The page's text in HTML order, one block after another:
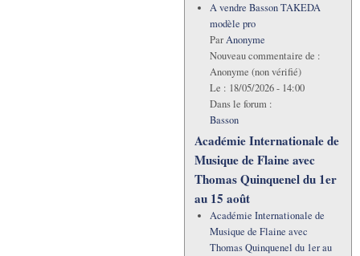
A vendre Basson TAKEDA
modèle pro
ParAnonyme
Nouveau commentaire de :
Anonyme (non vérifié)
Le : 18/05/2026 - 14:00
Dans le forum :
Basson
Académie Internationale de
Musique de Flaine avec
Thomas Quinquenel du 1er
au 15 août
Académie Internationale de
Musique de Flaine avec
Thomas Quinquenel du 1er au